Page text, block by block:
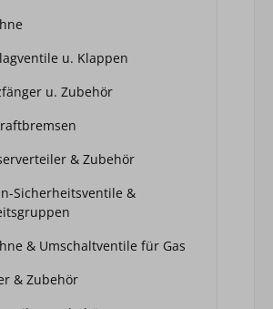
u. Klappen
u. Zubehör
& Zubehör
Sicherheitsventile &
& Umschaltventile für Gas
& Zubehör